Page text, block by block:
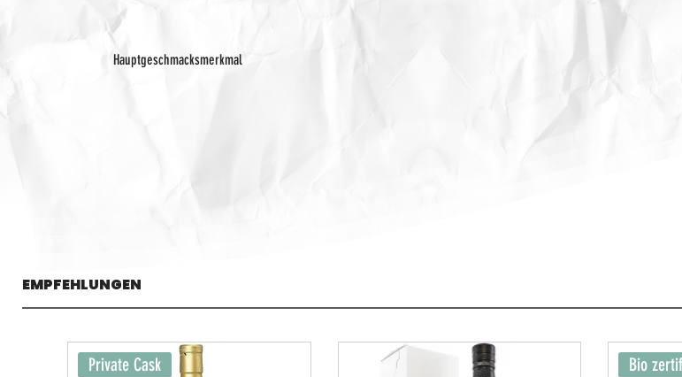
EMPFEHLUNGEN
Private Cask Bio
Hauptgeschmacksmerkmal